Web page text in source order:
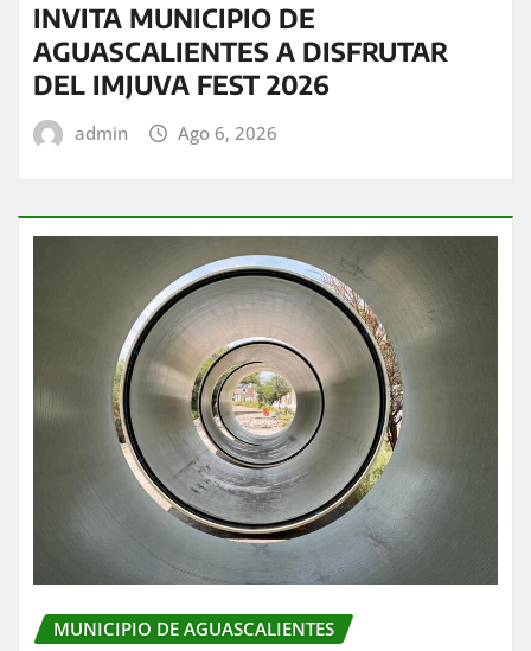
INVITA MUNICIPIO DE
AGUASCALIENTES A DISFRUTAR
DEL IMJUVA FEST 2026
admin Ago 6, 2026
MUNICIPIO DE AGUASCALIENTES